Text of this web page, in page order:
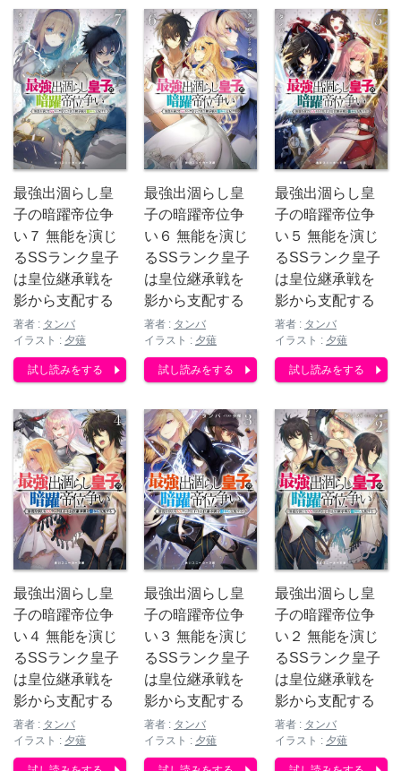
最強出涸らし皇
子の暗躍帝位争
い７ 無能を演じ
るSSランク皇子
は皇位継承戦を
影から支配する
著者 : タンバ
イラスト : 夕薙
試し読みをする
最強出涸らし皇
子の暗躍帝位争
い６ 無能を演じ
るSSランク皇子
は皇位継承戦を
影から支配する
著者 : タンバ
イラスト : 夕薙
試し読みをする
最強出涸らし皇
子の暗躍帝位争
い５ 無能を演じ
るSSランク皇子
は皇位継承戦を
影から支配する
著者 : タンバ
イラスト : 夕薙
試し読みをする
最強出涸らし皇
子の暗躍帝位争
い４ 無能を演じ
るSSランク皇子
は皇位継承戦を
影から支配する
著者 : タンバ
イラスト : 夕薙
最強出涸らし皇
子の暗躍帝位争
い３ 無能を演じ
るSSランク皇子
は皇位継承戦を
影から支配する
著者 : タンバ
イラスト : 夕薙
最強出涸らし皇
子の暗躍帝位争
い２ 無能を演じ
るSSランク皇子
は皇位継承戦を
影から支配する
著者 : タンバ
イラスト : 夕薙